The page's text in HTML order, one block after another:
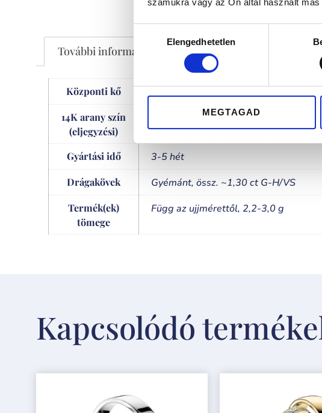
számukra vagy az Ön által használt
kiválasztásaElengedhetetlen
MEGTAGAD
További információk
Központi kő
14K arany szín
(eljegyzési)
rose gold, sárga
Gyártási idő
3-5 hét
Drágakövek
Gyémánt, össz. ~1,30 ct G-H/VS
Termék(ek)
tömege
Függ az ujjmérettől, 2,2-3,0 g
Kapcsolódó